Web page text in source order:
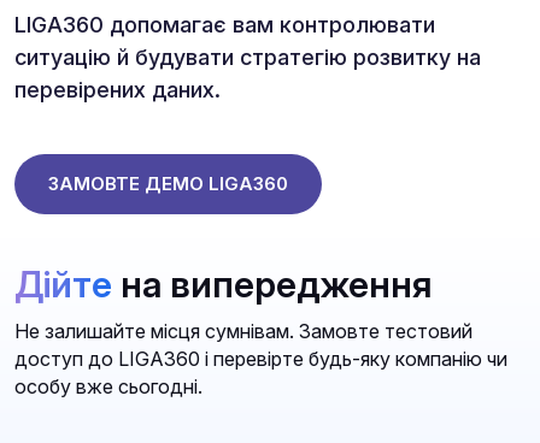
LIGA360 допомагає вам контролювати
ситуацію й будувати стратегію розвитку на
перевірених даних.
ЗАМОВТЕ ДЕМО LIGA360
Дійте на випередження
Не залишайте місця сумнівам. Замовте тестовий
доступ до LIGA360 і перевірте будь-яку компанію чи
особу вже сьогодні.